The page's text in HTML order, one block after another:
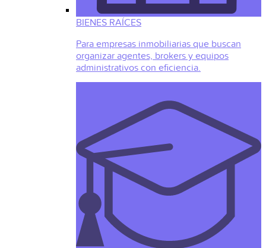
BIENES RAÍCES
Para empresas inmobiliarias que buscan
organizar agentes, brokers y equipos
administrativos con eficiencia.